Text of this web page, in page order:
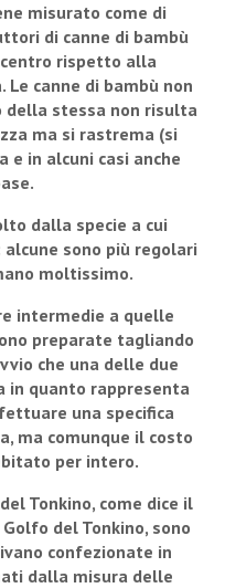
misurato come di
di canne di bambù
rispetto alla
canne di bambù non
stessa non risulta
ma si rastrema (si
e in alcuni casi anche
dalla specie a cui
sono più regolari
moltissimo.
intermedie a quelle
preparate tagliando
che una delle due
quanto rappresenta
una specifica
ma comunque il costo
per intero.
Tonkino, come dice il
del Tonkino, sono
confezionate in
dalla misura delle